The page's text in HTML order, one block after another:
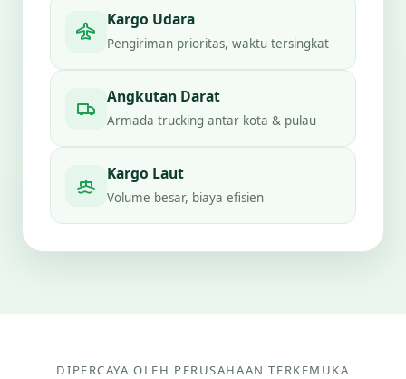
Kargo Udara
Pengiriman prioritas, waktu tersingkat
Angkutan Darat
Armada trucking antar kota & pulau
Kargo Laut
Volume besar, biaya efisien
DIPERCAYA OLEH PERUSAHAAN TERKEMUKA